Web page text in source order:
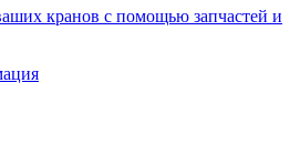
кранов с помощью запчастей и